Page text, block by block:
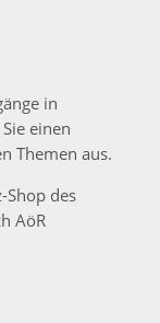
in
einen
Themen aus.
Shop des
AöR